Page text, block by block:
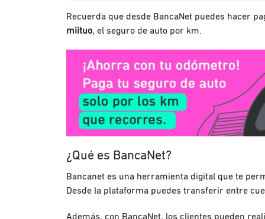
Recuerda que desde BancaNet puedes hacer
miituo, el seguro de auto por km.
¿Qué es BancaNet?
Bancanet es una herramienta digital que te
Desde la plataforma puedes transferir entre
Además, con BancaNet, los clientes pueden